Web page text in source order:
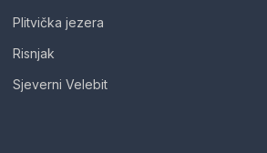
Plitvička jezera
Risnjak
Sjeverni Velebit